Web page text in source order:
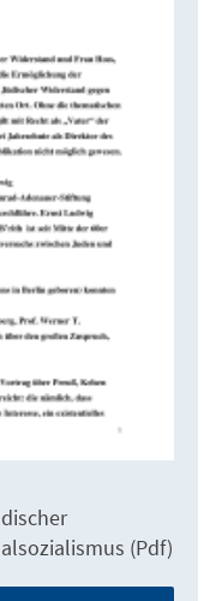
(Pdf)